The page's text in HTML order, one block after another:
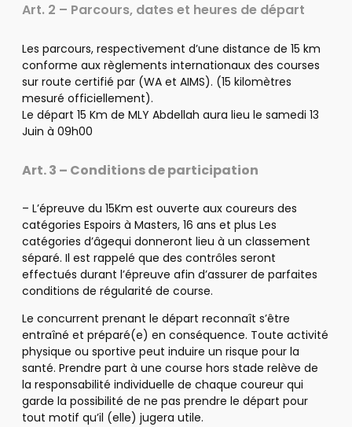
Art. 2 – Parcours, dates et heures de départ
Les parcours, respectivement d’une distance de 15 km
conforme aux règlements internationaux des courses
sur route certifié par (WA et AIMS). (15 kilomètres
mesuré officiellement).
Le départ 15 Km de MLY Abdellah aura lieu le samedi 13
Juin à 09h00
Art. 3 – Conditions de participation
– L’épreuve du 15Km est ouverte aux coureurs des
catégories Espoirs à Masters, 16 ans et plus Les
catégories d’âgequi donneront lieu à un classement
séparé. Il est rappelé que des contrôles seront
effectués durant l’épreuve afin d’assurer de parfaites
conditions de régularité de course.
Le concurrent prenant le départ reconnaît s’être
entraîné et préparé(e) en conséquence. Toute activité
physique ou sportive peut induire un risque pour la
santé. Prendre part à une course hors stade relève de
la responsabilité individuelle de chaque coureur qui
garde la possibilité de ne pas prendre le départ pour
tout motif qu’il (elle) jugera utile.